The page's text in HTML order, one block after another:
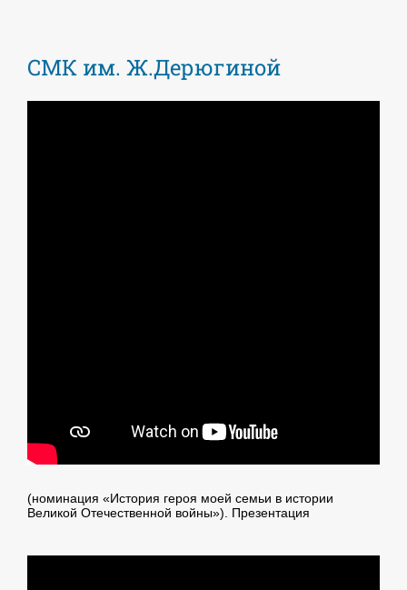
СМК им. Ж.Дерюгиной
(номинация «История героя моей семьи в истории
Великой Отечественной войны»). Презентация